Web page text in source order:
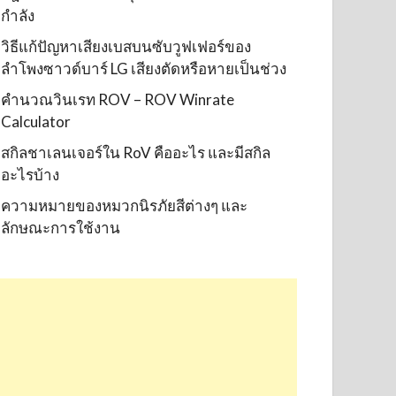
กำลัง
วิธีแก้ปัญหาเสียงเบสบนซับวูฟเฟอร์ของ
ลำโพงซาวด์บาร์ LG เสียงตัดหรือหายเป็นช่วง
คำนวณวินเรท ROV – ROV Winrate
Calculator
สกิลชาเลนเจอร์ใน RoV คืออะไร และมีสกิล
อะไรบ้าง
ความหมายของหมวกนิรภัยสีต่างๆ และ
ลักษณะการใช้งาน